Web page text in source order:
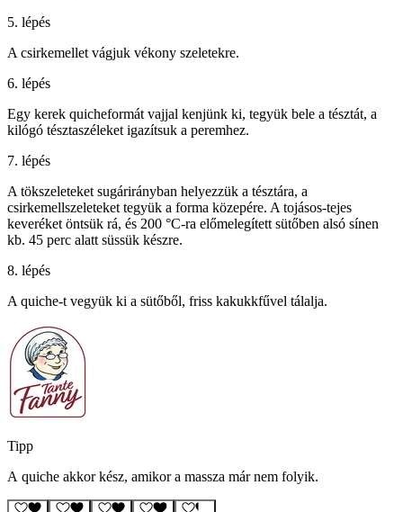
5. lépés
A csirkemellet vágjuk vékony szeletekre.
6. lépés
Egy kerek quicheformát vajjal kenjünk ki, tegyük bele a tésztát, a
kilógó tésztaszéleket igazítsuk a peremhez.
7. lépés
A tökszeleteket sugárirányban helyezzük a tésztára, a
csirkemellszeleteket tegyük a forma közepére. A tojásos-tejes
keveréket öntsük rá, és 200 °C-ra előmelegített sütőben alsó sínen
kb. 45 perc alatt süssük készre.
8. lépés
A quiche-t vegyük ki a sütőből, friss kakukkfűvel tálalja.
Tipp
A quiche akkor kész, amikor a massza már nem folyik.